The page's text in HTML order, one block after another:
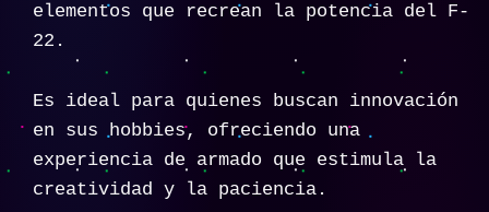
elementos que recrean la potencia del F-
22.
Es ideal para quienes buscan innovación
en sus hobbies, ofreciendo una
experiencia de armado que estimula la
creatividad y la paciencia.